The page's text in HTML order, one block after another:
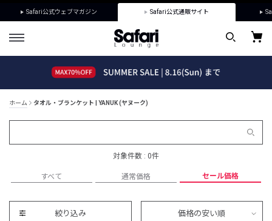
Safari公式ウェブマガジン Safari公式通販サイト
ホーム タオル・ブランケット | YANUK (ヤヌーク)
対象件数 : 0件
すべて 通常価格 セール価格
絞り込み 価格の安い順